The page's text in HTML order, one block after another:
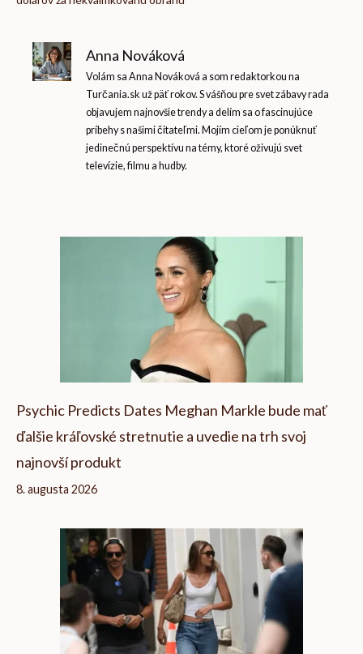
Anna Nováková
Volám sa Anna Nováková a som redaktorkou na
Turčania.sk už päť rokov. S vášňou pre svet zábavy rada
objavujem najnovšie trendy a delím sa o fascinujúce
príbehy s našimi čitateľmi. Mojím cieľom je ponúknuť
jedinečnú perspektívu na témy, ktoré oživujú svet
televízie, filmu a hudby.
Psychic Predicts Dates Meghan Markle bude mať
ďalšie kráľovské stretnutie a uvedie na trh svoj
najnovší produkt
8. augusta 2026